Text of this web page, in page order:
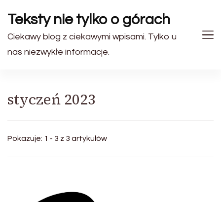
Teksty nie tylko o górach
Ciekawy blog z ciekawymi wpisami. Tylko u
nas niezwykłe informacje.
styczeń 2023
Pokazuje: 1 - 3 z 3 artykułów